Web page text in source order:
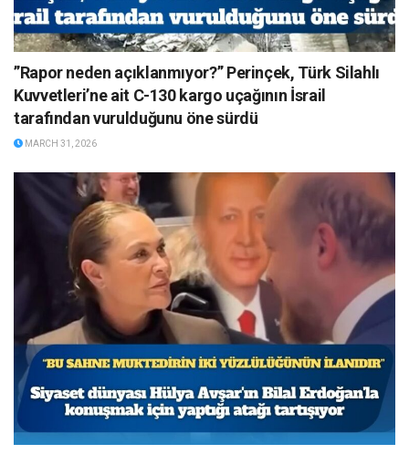
”Rapor neden açıklanmıyor?” Perinçek, Türk Silahlı
Kuvvetleri’ne ait C-130 kargo uçağının İsrail
tarafından vurulduğunu öne sürdü
MARCH 31, 2026